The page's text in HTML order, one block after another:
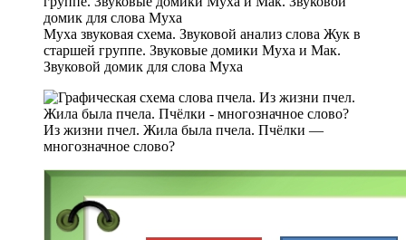
Муха звуковая схема. Звуковой анализ слова Жук в
старшей группе. Звуковые домики Муха и Мак.
Звуковой домик для слова Муха
Из жизни пчел. Жила была пчела. Пчёлки —
многозначное слово?